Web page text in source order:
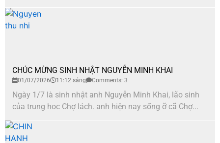
CHÚC MỪNG SINH NHẬT NGUYỄN MINH KHAI
01/07/2026 11:12 sáng Comments: 3
Ngày 1/7 là sinh nhật anh Nguyễn Minh Khai, lão sinh
của trung hoc Chợ lách. anh hiện nay sống ỡ cã Chợ...